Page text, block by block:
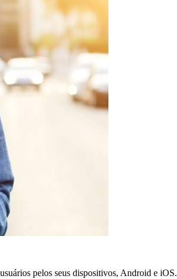
pelos seus dispositivos, Android e iOS.